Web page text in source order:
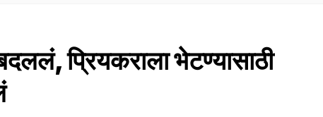
प्रियकराला भेटण्यासाठी